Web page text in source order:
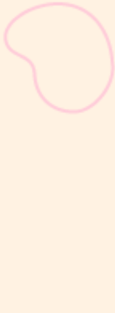
Masa nifas adalah
yang dimulai sejak